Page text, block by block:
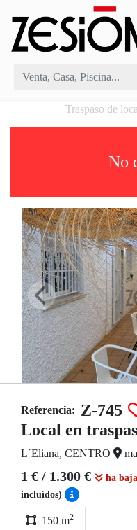
Traspaso de
No
Referencia: Z-745
Local en
L´Eliana, CENTRO
1 € / 1.300 € ha
incluídos)
150 m2